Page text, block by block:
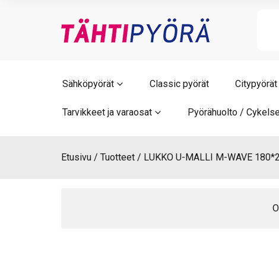
Sähköpyörät Classic pyörät Citypyörät
Tarvikkeet ja varaosat Pyörähuolto /
Etusivu Tuotteet LUKKO U-MALLI M-WAVE